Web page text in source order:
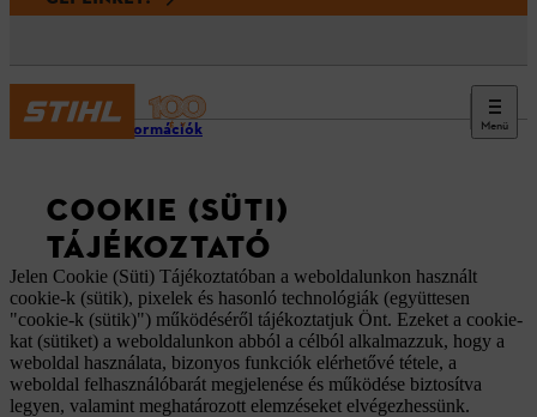
Menü
Jogi információk
COOKIE (SÜTI)
TÁJÉKOZTATÓ
Jelen Cookie (Süti) Tájékoztatóban a weboldalunkon használt
cookie-k (sütik), pixelek és hasonló technológiák (együttesen
"cookie-k (sütik)") működéséről tájékoztatjuk Önt. Ezeket a cookie-
kat (sütiket) a weboldalunkon abból a célból alkalmazzuk, hogy a
weboldal használata, bizonyos funkciók elérhetővé tétele, a
weboldal felhasználóbarát megjelenése és működése biztosítva
legyen, valamint meghatározott elemzéseket elvégezhessünk.